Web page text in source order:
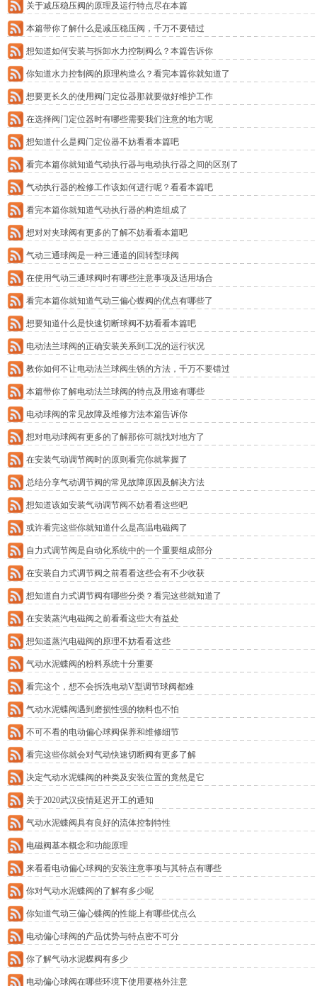
关于减压稳压阀的原理及运行特点尽在本篇
本篇带你了解什么是减压稳压阀，千万不要错过
想知道如何安装与拆卸水力控制阀么？本篇告诉你
你知道水力控制阀的原理构造么？看完本篇你就知道了
想要更长久的使用阀门定位器那就要做好维护工作
在选择阀门定位器时有哪些需要我们注意的地方呢
想知道什么是阀门定位器不妨看看本篇吧
看完本篇你就知道气动执行器与电动执行器之间的区别了
气动执行器的检修工作该如何进行呢？看看本篇吧
看完本篇你就知道气动执行器的构造组成了
想对对夹球阀有更多的了解不妨看看本篇吧
气动三通球阀是一种三通道的回转型球阀
在使用气动三通球阀时有哪些注意事项及适用场合
看完本篇你就知道气动三偏心蝶阀的优点有哪些了
想要知道什么是快速切断球阀不妨看看本篇吧
电动法兰球阀的正确安装关系到工况的运行状况
教你如何不让电动法兰球阀生锈的方法，千万不要错过
本篇带你了解电动法兰球阀的特点及用途有哪些
电动球阀的常见故障及维修方法本篇告诉你
想对电动球阀有更多的了解那你可就找对地方了
在安装气动调节阀时的原则看完你就掌握了
总结分享气动调节阀的常见故障原因及解决方法
想知道该如安装气动调节阀不妨看看这些吧
或许看完这些你就知道什么是高温电磁阀了
自力式调节阀是自动化系统中的一个重要组成部分
在安装自力式调节阀之前看看这些会有不少收获
想知道自力式调节阀有哪些分类？看完这些就知道了
在安装蒸汽电磁阀之前看看这些大有益处
想知道蒸汽电磁阀的原理不妨看看这些
气动水泥蝶阀的粉料系统十分重要
看完这个，想不会拆洗电动V型调节球阀都难
气动水泥蝶阀遇到磨损性强的物料也不怕
不可不看的电动偏心球阀保养和维修细节
看完这些你就会对气动快速切断阀有更多了解
决定气动水泥蝶阀的种类及安装位置的竟然是它
关于2020武汉疫情延迟开工的通知
气动水泥蝶阀具有良好的流体控制特性
电磁阀基本概念和功能原理
来看看电动偏心球阀的安装注意事项与其特点有哪些
你对气动水泥蝶阀的了解有多少呢
你知道气动三偏心蝶阀的性能上有哪些优点么
电动偏心球阀的产品优势与特点密不可分
你了解气动水泥蝶阀有多少
电动偏心球阀在哪些环境下使用要格外注意